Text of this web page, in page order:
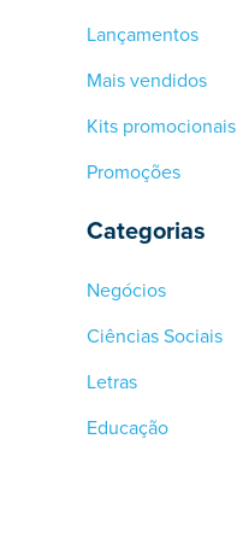
Lançamentos
Mais vendidos
Kits promocionais
Promoções
Categorias
Negócios
Ciências Sociais
Letras
Educação